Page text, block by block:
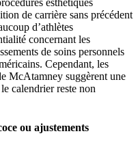
de carrière sans précédent
d’athlètes
concernant les
de soins personnels
Cependant, les
McAtamney suggèrent une
calendrier reste non
ou ajustements